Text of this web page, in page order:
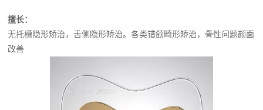
擅长：
无托槽隐形矫治，舌侧隐形矫治。各类错颌畸形矫治，骨性问题颜面
改善